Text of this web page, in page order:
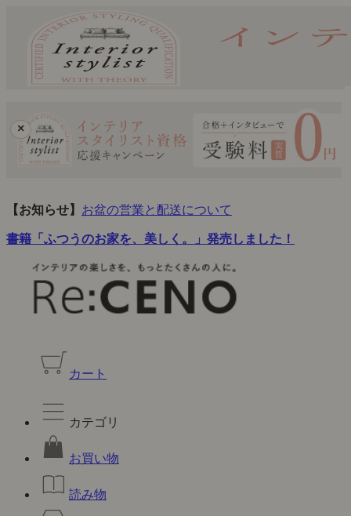
×
【お知らせ】 お盆の営業と配送について
書籍「ふつうのお家を、美しく。」発売しました！
カート
カテゴリ
お買い物
読み物